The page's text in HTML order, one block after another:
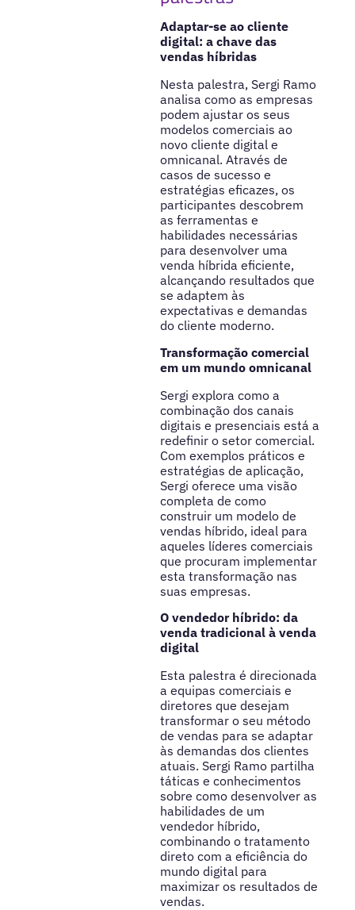
Adaptar-se ao cliente
digital: a chave das
vendas híbridas
Nesta palestra, Sergi Ramo
analisa como as empresas
podem ajustar os seus
modelos comerciais ao
novo cliente digital e
omnicanal. Através de
casos de sucesso e
estratégias eficazes, os
participantes descobrem
as ferramentas e
habilidades necessárias
para desenvolver uma
venda híbrida eficiente,
alcançando resultados que
se adaptem às
expectativas e demandas
do cliente moderno.
Transformação comercial
em um mundo omnicanal
Sergi explora como a
combinação dos canais
digitais e presenciais está a
redefinir o setor comercial.
Com exemplos práticos e
estratégias de aplicação,
Sergi oferece uma visão
completa de como
construir um modelo de
vendas híbrido, ideal para
aqueles líderes comerciais
que procuram implementar
esta transformação nas
suas empresas.
O vendedor híbrido: da
venda tradicional à venda
digital
Esta palestra é direcionada
a equipas comerciais e
diretores que desejam
transformar o seu método
de vendas para se adaptar
às demandas dos clientes
atuais. Sergi Ramo partilha
táticas e conhecimentos
sobre como desenvolver as
habilidades de um
vendedor híbrido,
combinando o tratamento
direto com a eficiência do
mundo digital para
maximizar os resultados de
vendas.